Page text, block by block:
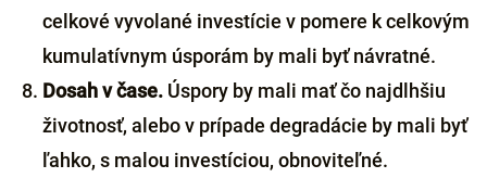
celkové vyvolané investície v pomere k celkovým
kumulatívnym úsporám by mali byť návratné.
Dosah v čase. Úspory by mali mať čo najdlhšiu
životnosť, alebo v prípade degradácie by mali byť
ľahko, s malou investíciou, obnoviteľné.